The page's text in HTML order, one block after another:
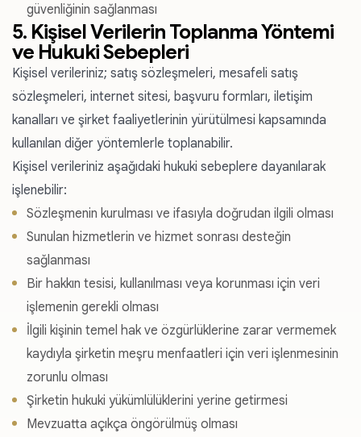
güvenliğinin sağlanması
5. Kişisel Verilerin Toplanma Yöntemi
ve Hukuki Sebepleri
Kişisel verileriniz; satış sözleşmeleri, mesafeli satış
sözleşmeleri, internet sitesi, başvuru formları, iletişim
kanalları ve şirket faaliyetlerinin yürütülmesi kapsamında
kullanılan diğer yöntemlerle toplanabilir.
Kişisel verileriniz aşağıdaki hukuki sebeplere dayanılarak
işlenebilir:
Sözleşmenin kurulması ve ifasıyla doğrudan ilgili olması
Sunulan hizmetlerin ve hizmet sonrası desteğin
sağlanması
Bir hakkın tesisi, kullanılması veya korunması için veri
işlemenin gerekli olması
İlgili kişinin temel hak ve özgürlüklerine zarar vermemek
kaydıyla şirketin meşru menfaatleri için veri işlenmesinin
zorunlu olması
Şirketin hukuki yükümlülüklerini yerine getirmesi
Mevzuatta açıkça öngörülmüş olması